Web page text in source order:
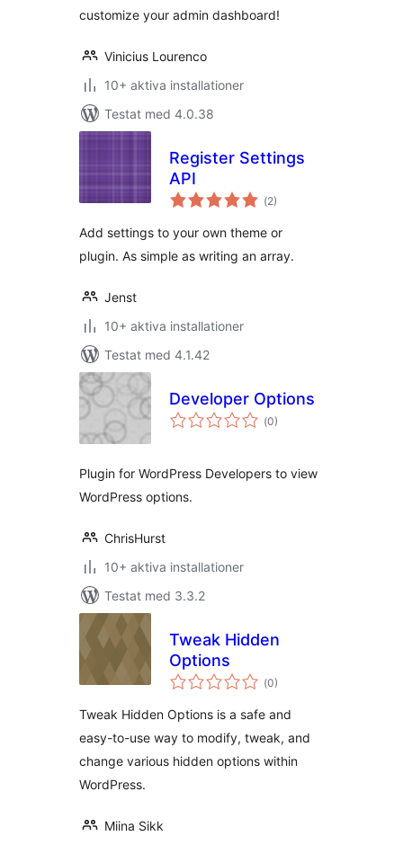
customize your admin dashboard!
Vinicius Lourenco
10+ aktiva installationer
Testat med 4.0.38
Register Settings
API
(Totalt
antal
2)
Add settings to your own theme or
plugin. As simple as writing an array.
Jenst
10+ aktiva installationer
Testat med 4.1.42
Developer Options
(Totalt
antal
0)
Plugin for WordPress Developers to view
WordPress options.
ChrisHurst
10+ aktiva installationer
Testat med 3.3.2
Tweak Hidden
Options
(Totalt
antal
0)
Tweak Hidden Options is a safe and
easy-to-use way to modify, tweak, and
change various hidden options within
WordPress.
Miina Sikk